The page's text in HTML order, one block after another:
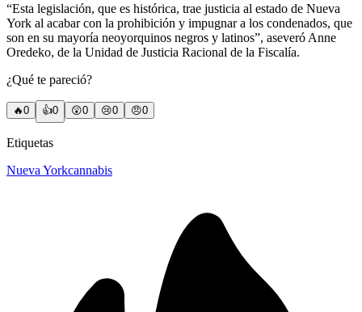
“Esta legislación, que es histórica, trae justicia al estado de Nueva
York al acabar con la prohibición y impugnar a los condenados, que
son en su mayoría neoyorquinos negros y latinos”, aseveró Anne
Oredeko, de la Unidad de Justicia Racional de la Fiscalía.
¿Qué te pareció?
🔥0 👍0 😲0 😢0 😠0
Etiquetas
Nueva Yorkcannabis